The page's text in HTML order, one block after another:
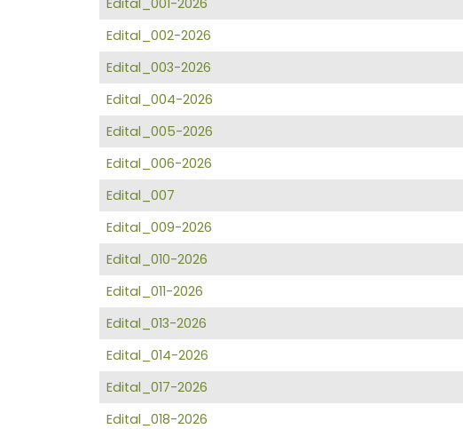
Edital_001-2026
Edital_002-2026
Edital_003-2026
Edital_004-2026
Edital_005-2026
Edital_006-2026
Edital_007
Edital_009-2026
Edital_010-2026
Edital_011-2026
Edital_013-2026
Edital_014-2026
Edital_017-2026
Edital_018-2026